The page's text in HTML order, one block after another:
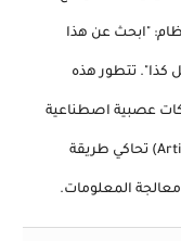
"ابحث عن هذا
كذا". تتطور هذه
عصبية اصطناعية
(Artificial Neural Networks) تحاكي طريقة
المعلومات.